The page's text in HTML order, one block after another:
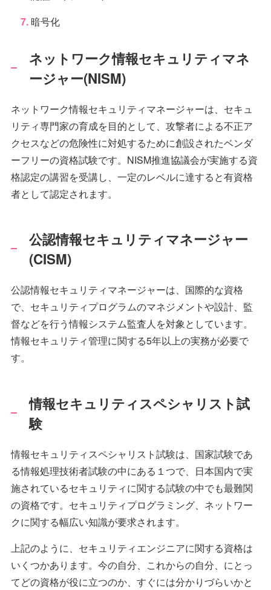
暗号化
ネットワーク情報セキュリティマネ
ージャー(NISM)
ネットワーク情報セキュリティマネージャーは、セキュ
リティ専門家の育成を目的として、攻撃者による不正ア
クセスなどの危険性に対処するために創設されたベンダ
ーフリーの資格試験です。NISM推進協議会が実施する資
格認定の講習を受講し、一定のレベルに達すると有資格
者として認定されます。
公認情報セキュリティマネージャー
(CISM)
公認情報セキュリティマネージャーは、国際的な資格
で、セキュリティプログラムのマネジメントや設計、監
督などを行う情報システム監査人を対象としています。
情報セキュリティ管理に関する5年以上の実務が必要で
す。
情報セキュリティスペシャリスト試
験
情報セキュリティスペシャリスト試験は、国家試験であ
る情報処理技術者試験の中にある１つで、日本国内で実
施されているセキュリティに関する試験の中でも最難関
の資格です。セキュリティプログラミング、ネットワー
クに関する幅広い知識が要求されます。
上記のように、セキュリティエンジニアに関する資格は
いくつかあります。今の自分、これからの自分、にとっ
てどの資格が役に立つのか、すぐには分かりづらいかと